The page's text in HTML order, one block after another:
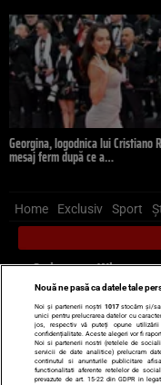
Georgina, logodnica lui Cristiano
mesaj ferm după ce a…
Home Exclusiv Sport
Scrie-ne pe Whatsapp,
Știri
Ultimele stiri
Diete
Nouă ne pasă ca datele tale
Noi și partenerii noștri 1017stocăm și/
unici pentru prelucrarea datelor cu
jos, respectiv vă puteți opune
confidențialitate. Aceste alegeri vor fi
Noi si partenerii nostri (retelele de
servicii de date analitice) prelucram
continutul si anunturile publicitare
functionalitati aferente retelelor de
prevazute de art. 15-22 din GDPR in